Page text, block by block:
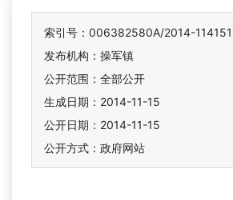
索引号：006382580A/2014-
发布机构：操军镇
公开范围：全部公开
生成日期：2014-11-15
公开日期：2014-11-15
公开方式：政府网站